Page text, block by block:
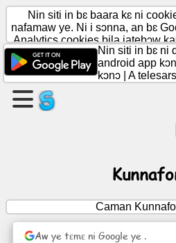
Aw
bɛ
ɲɛ
dɔ
Barokunw
Nin siti in bɛ baara kɛ ni
nafamaw ye. Ni i sɔnna, an bɛ
Analytics cookies bila jatebɔw
Nin siti in bɛ ni
android app
kɔnɔ
A
Caman
Aw ye tɛmɛ ni Google ye .